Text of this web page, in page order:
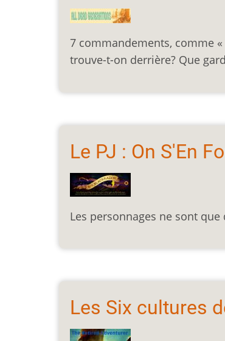
7 commandements, comme
trouve-t-on derrière? Que
Le PJ : On S'En
Les personnages ne sont
Les Six cultures